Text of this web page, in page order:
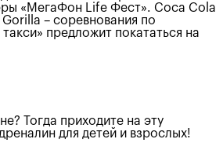
«МегаФон Life Фест». Coca Cola
– соревнования по
предложит покататься на
Тогда приходите на эту
для детей и взрослых!